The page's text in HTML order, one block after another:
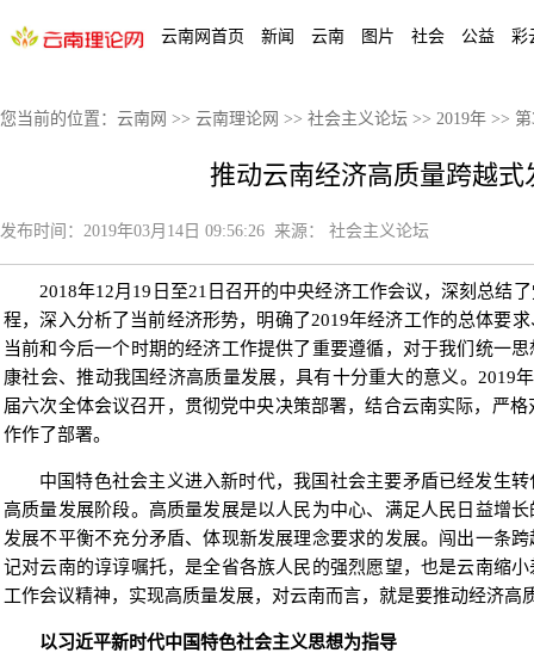
云南网首页 新闻 云南 图片 社会 公益 彩
您当前的位置： 云南网 >> 云南理论网 >> 社会主义论坛 >> 2019年 >>
推动云南经济高质量跨越式
发布时间： 2019年03月14日 09:56:26 来源： 社会主义论坛
2018年12月19日至21日召开的中央经济工作会议，深刻总结
程，深入分析了当前经济形势，明确了2019年经济工作的总体要
当前和今后一个时期的经济工作提供了重要遵循，对于我们统一
康社会、推动我国经济高质量发展，具有十分重大的意义。2019
届六次全体会议召开，贯彻党中央决策部署，结合云南实际，严
作作了部署。
中国特色社会主义进入新时代，我国社会主要矛盾已经发生
高质量发展阶段。高质量发展是以人民为中心、满足人民日益增
发展不平衡不充分矛盾、体现新发展理念要求的发展。闯出一条
记对云南的谆谆嘱托，是全省各族人民的强烈愿望，也是云南缩
工作会议精神，实现高质量发展，对云南而言，就是要推动经济高
以习近平新时代中国特色社会主义思想为指导